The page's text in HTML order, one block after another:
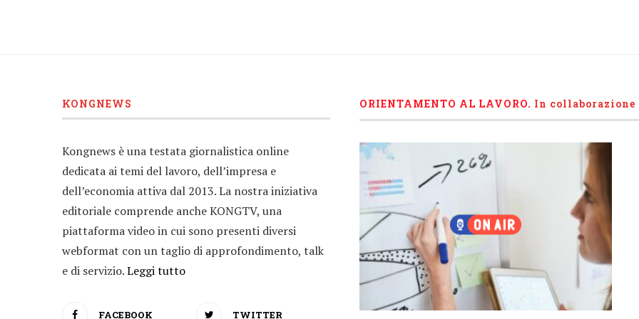
KONGNEWS
Kongnews è una testata giornalistica online
dedicata ai temi del lavoro, dell’impresa e
dell’economia attiva dal 2013. La nostra iniziativa
editoriale comprende anche KONGTV, una
piattaforma video in cui sono presenti diversi
webformat con un taglio di approfondimento, talk
e di servizio.Leggi tutto
FACEBOOK TWITTER
ORIENTAMENTO AL LAVORO. In collaborazione